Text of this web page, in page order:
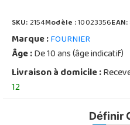
SKU:2154Modèle :10023356EAN:
Marque :FOURNIER
Âge :De 10 ans (âge indicatif)
Livraison à domicile :
12
Définir